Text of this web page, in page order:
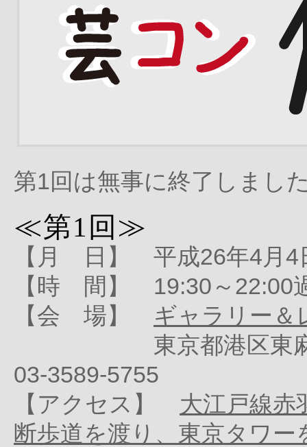
第1回は無事に終了しまし
≪第1回≫
【月 日】 平成26年4月
【時 間】 19:30～
【会 場】 ギャラリー＆
東京都港区東麻布
03-3589-5755
【アクセス】 大江戸線赤
断歩道を渡り、東京タワ